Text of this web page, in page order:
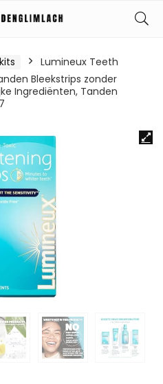
Lumineux Teeth
Bleekstrips zonder
Ingrediënten, Tanden